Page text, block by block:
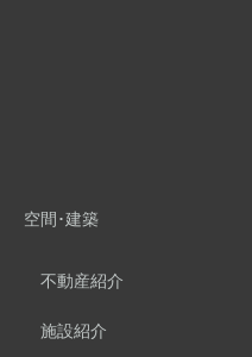
空間･建築
不動産紹介
施設紹介